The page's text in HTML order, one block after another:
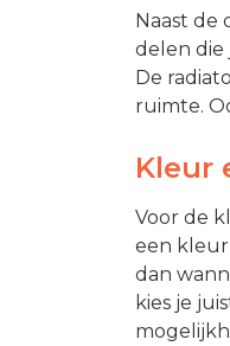
Naast de
delen die
De
ruimte.
Kleur
Voor de
een kleur
dan
kies je